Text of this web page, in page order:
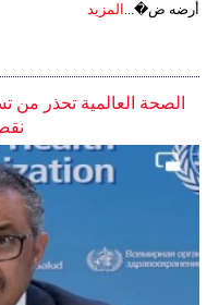
أرضه ض�... المزيد
الصحة العالمية تحذر من